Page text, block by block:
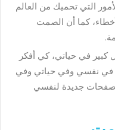
التي تحميك من العالم
كما أن الصمت
كبير في حياتي، كي أفكر
في نفسي وفي حياتي وفي
صفحات جديدة لنفسي